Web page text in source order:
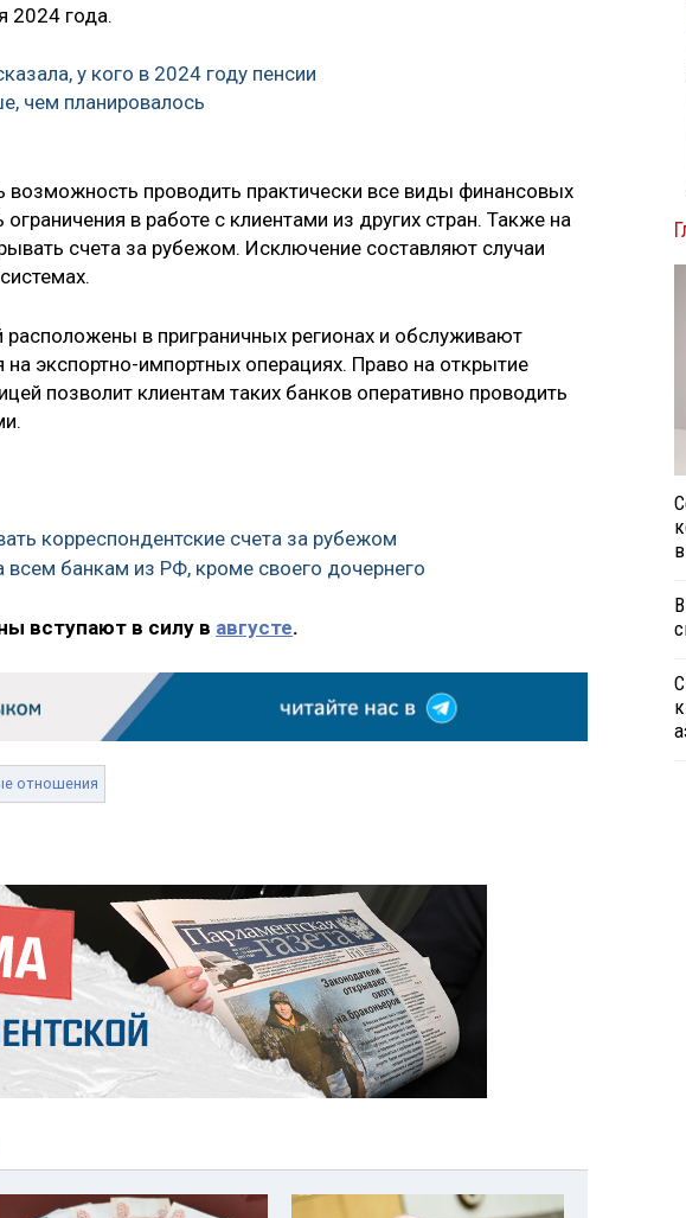
2024 года.
у кого в 2024 году пенсии
чем планировалось
возможность проводить практически все виды финансовых
в работе с клиентами из других стран. Также на
счета за рубежом. Исключение составляют случаи
в приграничных регионах и обслуживают
экспортно-импортных операциях. Право на открытие
позволит клиентам таких банков оперативно проводить
корреспондентские счета за рубежом
всем банкам из РФ, кроме своего дочернего
вступают в силу в августе.
отношения